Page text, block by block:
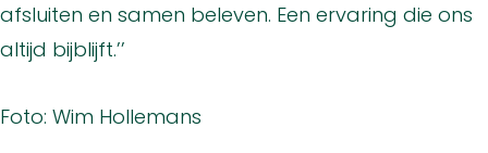
afsluiten en samen beleven. Een ervaring die ons
altijd bijblijft.’’
Foto: Wim Hollemans